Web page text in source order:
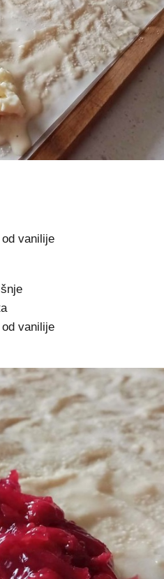
vanilije
vanilije